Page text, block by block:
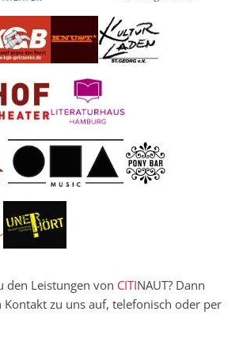
den Leistungen von CITINAUT? Dann
Kontakt zu uns auf, telefonisch oder per